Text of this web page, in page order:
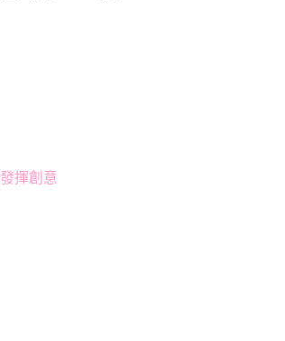
揮創意